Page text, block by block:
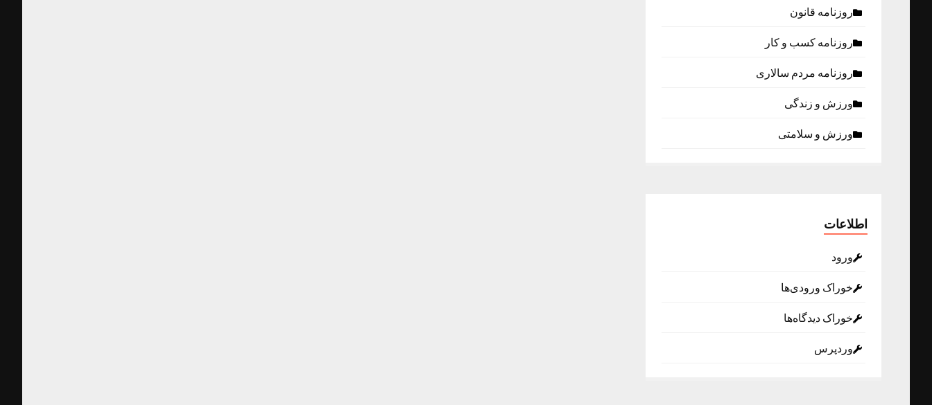
روزنامه قانون
روزنامه كسب و كار
روزنامه مردم سالاری
ورزش و زندگی
ورزش و سلامتی
اطلاعات
ورود
خوراک ورودی‌ها
خوراک دیدگاه‌ها
وردپرس